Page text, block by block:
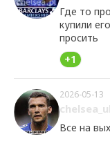
Где то
купили
просить
+1
2026-05-13
Все на